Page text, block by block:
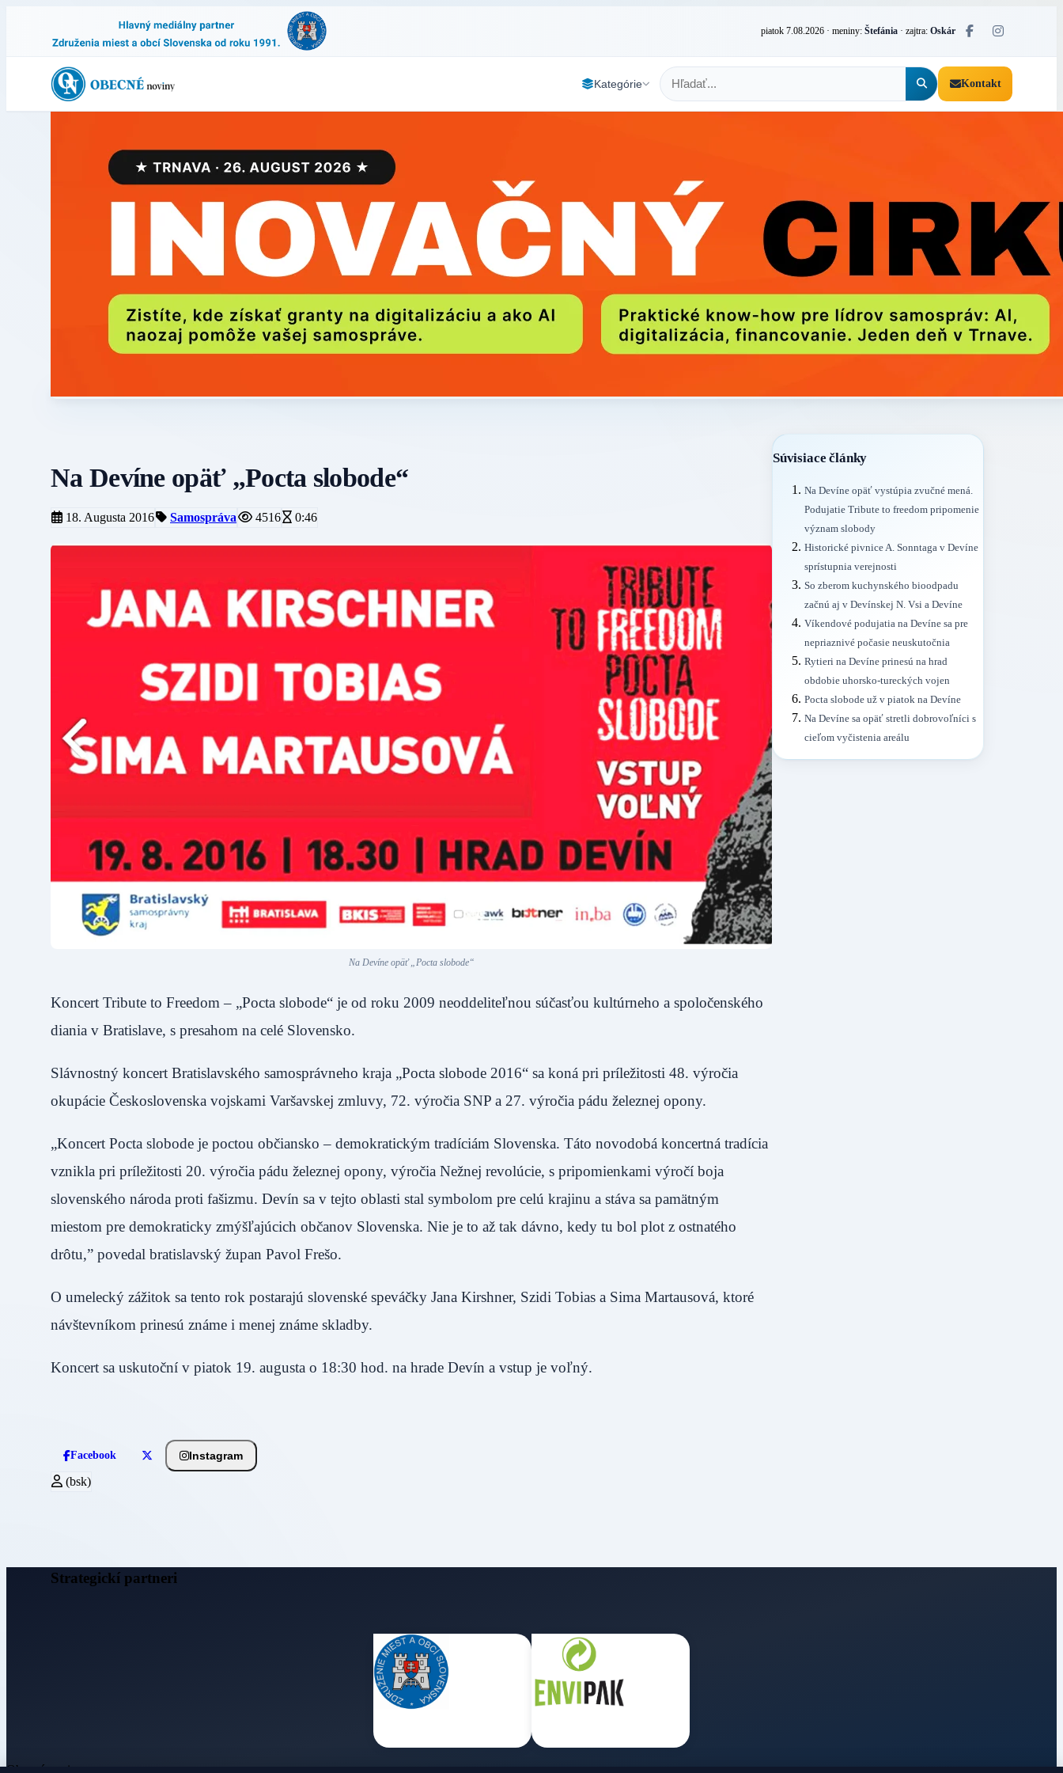
piatok 7.08.2026 · meniny: Štefánia · zajtra: Oskár
Kategórie Kontakt
Na Devíne opäť „Pocta slobode“
18. Augusta 2016 Samospráva 4516 0:46
Na Devíne opäť „Pocta slobode“
Koncert Tribute to Freedom – „Pocta slobode“ je od roku 2009 neoddeliteľnou súčasťou kultúrneho a spoločenského
diania v Bratislave, s presahom na celé Slovensko.
Slávnostný koncert Bratislavského samosprávneho kraja „Pocta slobode 2016“ sa koná pri príležitosti 48. výročia
okupácie Československa vojskami Varšavskej zmluvy, 72. výročia SNP a 27. výročia pádu železnej opony.
„Koncert Pocta slobode je poctou občiansko – demokratickým tradíciám Slovenska. Táto novodobá koncertná tradícia
vznikla pri príležitosti 20. výročia pádu železnej opony, výročia Nežnej revolúcie, s pripomienkami výročí boja
slovenského národa proti fašizmu. Devín sa v tejto oblasti stal symbolom pre celú krajinu a stáva sa pamätným
miestom pre demokraticky zmýšľajúcich občanov Slovenska. Nie je to až tak dávno, kedy tu bol plot z ostnatého
drôtu,” povedal bratislavský župan Pavol Frešo.
O umelecký zážitok sa tento rok postarajú slovenské speváčky Jana Kirshner, Szidi Tobias a Sima Martausová, ktoré
návštevníkom prinesú známe i menej známe skladby.
Koncert sa uskutoční v piatok 19. augusta o 18:30 hod. na hrade Devín a vstup je voľný.
Facebook Instagram
(bsk)
Súvisiace články
Na Devíne opäť vystúpia zvučné mená.
Podujatie Tribute to freedom pripomenie
význam slobody
Historické pivnice A. Sonntaga v Devíne
sprístupnia verejnosti
So zberom kuchynského bioodpadu
začnú aj v Devínskej N. Vsi a Devíne
Víkendové podujatia na Devíne sa pre
nepriaznivé počasie neuskutočnia
Rytieri na Devíne prinesú na hrad
obdobie uhorsko-tureckých vojen
Pocta slobode už v piatok na Devíne
Na Devíne sa opäť stretli dobrovoľníci s
cieľom vyčistenia areálu
Strategickí partneri
Obecné noviny